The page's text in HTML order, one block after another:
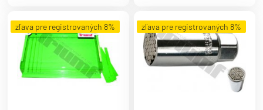
zľava pre registrovaných 8% zľava pre registrovaných 8%